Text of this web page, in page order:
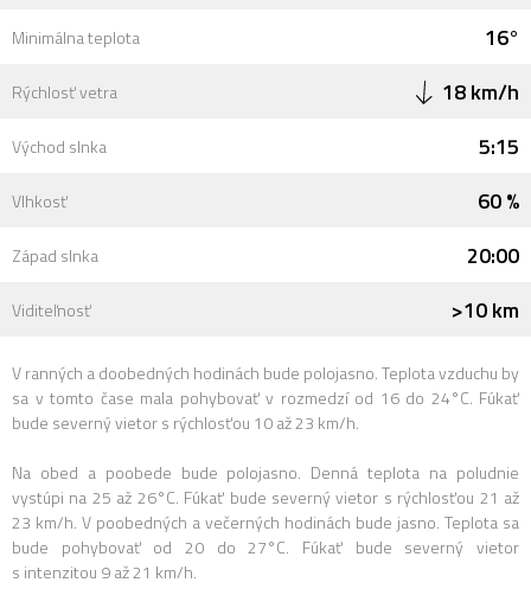
Minimálna teplota 16°
Rýchlosť vetra 18 km/h
Východ slnka 5:15
Vlhkosť 60 %
Západ slnka 20:00
Viditeľnosť >10 km
V ranných a doobedných hodinách bude polojasno. Teplota vzduchu by
sa v tomto čase mala pohybovať v rozmedzí od 16 do 24°C. Fúkať
bude severný vietor s rýchlosťou 10 až 23 km/h.
Na obed a poobede bude polojasno. Denná teplota na poludnie
vystúpi na 25 až 26°C. Fúkať bude severný vietor s rýchlosťou 21 až
23 km/h. V poobedných a večerných hodinách bude jasno. Teplota sa
bude pohybovať od 20 do 27°C. Fúkať bude severný vietor
s intenzitou 9 až 21 km/h.